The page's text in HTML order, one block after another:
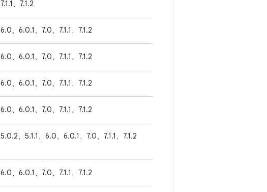
7.1.1、7.1.2
6.0、6.0.1、7.0、7.1.1、7.1.2
6.0、6.0.1、7.0、7.1.1、7.1.2
6.0、6.0.1、7.0、7.1.1、7.1.2
6.0、6.0.1、7.0、7.1.1、7.1.2
5.0.2、5.1.1、6.0、6.0.1、7.0、7.1.1、7.1.2
6.0、6.0.1、7.0、7.1.1、7.1.2